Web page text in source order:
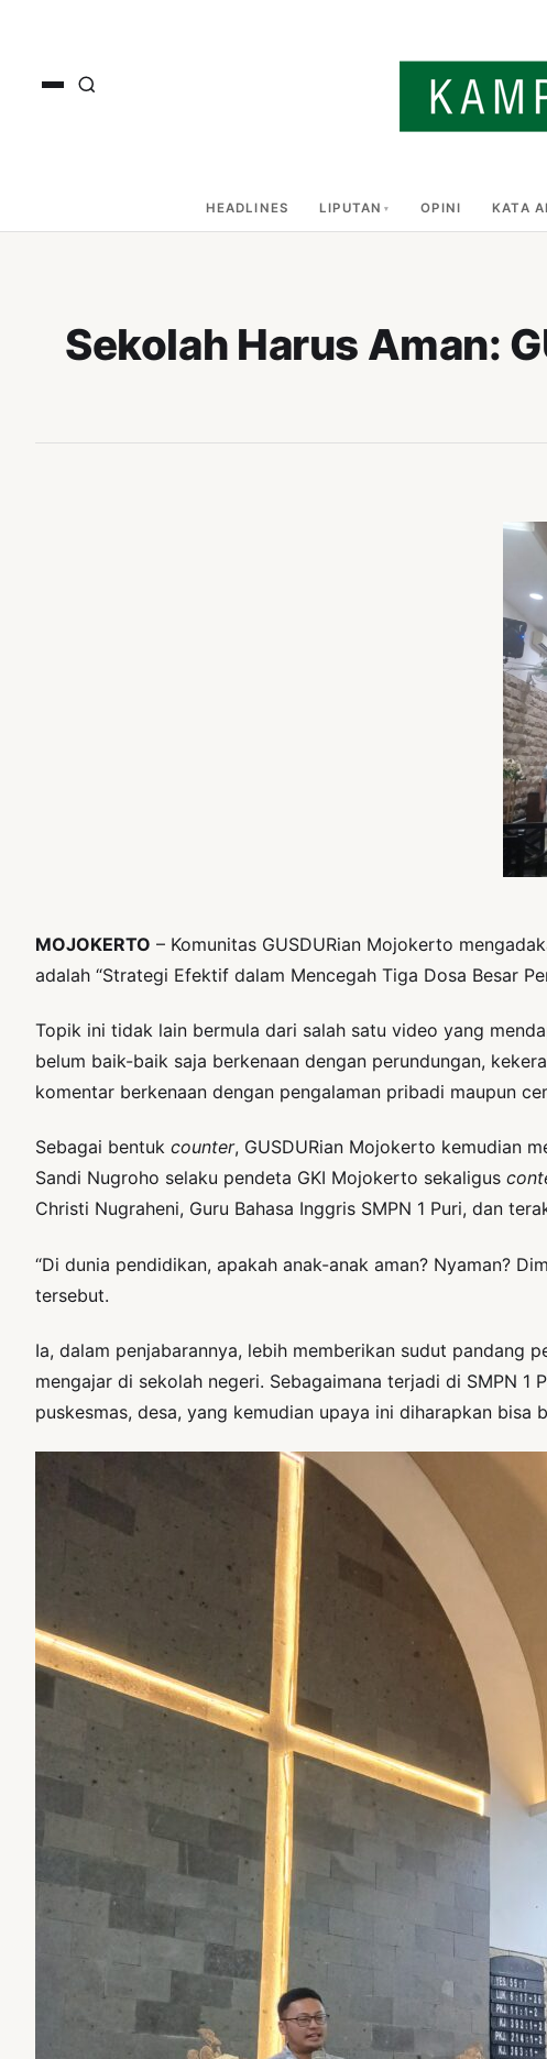
HEADLINES LIPUTAN OPINI KATA
Sekolah Harus Aman:
MOJOKERTO – Komunitas GUSDURian Mojokerto
adalah “Strategi Efektif dalam Mencegah Tiga Dosa Besar
Topik ini tidak lain bermula dari salah satu video yang
belum baik-baik saja berkenaan dengan perundungan,
komentar berkenaan dengan pengalaman pribadi maupun
Sebagai bentuk counter, GUSDURian Mojokerto kemudian
Sandi Nugroho selaku pendeta GKI Mojokerto sekaligus
Christi Nugraheni, Guru Bahasa Inggris SMPN 1 Puri, dan
“Di dunia pendidikan, apakah anak-anak aman? Nyaman?
tersebut.
Ia, dalam penjabarannya, lebih memberikan sudut pandang
mengajar di sekolah negeri. Sebagaimana terjadi di SMPN
puskesmas, desa, yang kemudian upaya ini diharapkan